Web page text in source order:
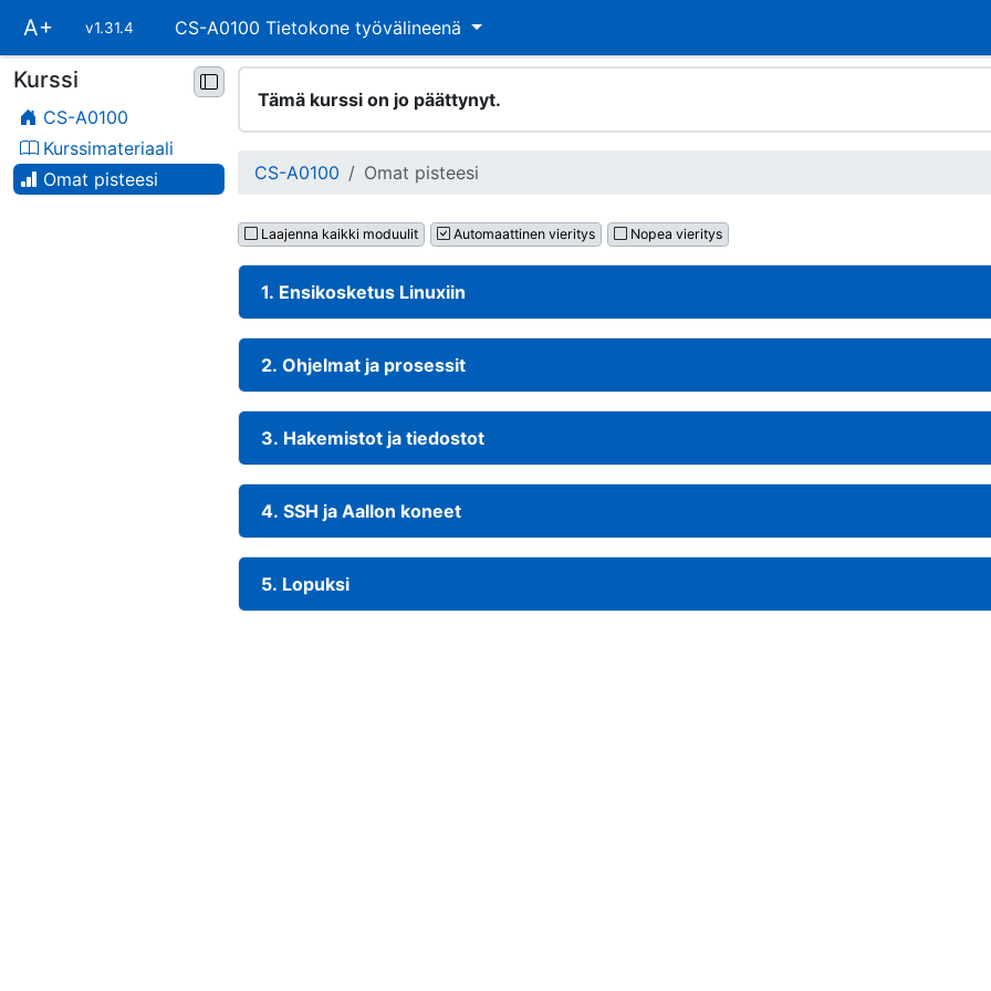
Ohita
päävalikko
A+ v1.31.4 CS-A0100 Tietokone työvälineenä
Ohita
kurssivalikko
Kurssi
CS-A0100
Kurssimateriaali
Omat pisteesi
Tämä kurssi on jo päättynyt.
CS-A0100 Omat pisteesi
Laajenna kaikki moduulit Automaattinen vieritys Nopea vieritys
1. Ensikosketus Linuxiin
2. Ohjelmat ja prosessit
3. Hakemistot ja tiedostot
4. SSH ja Aallon koneet
5. Lopuksi